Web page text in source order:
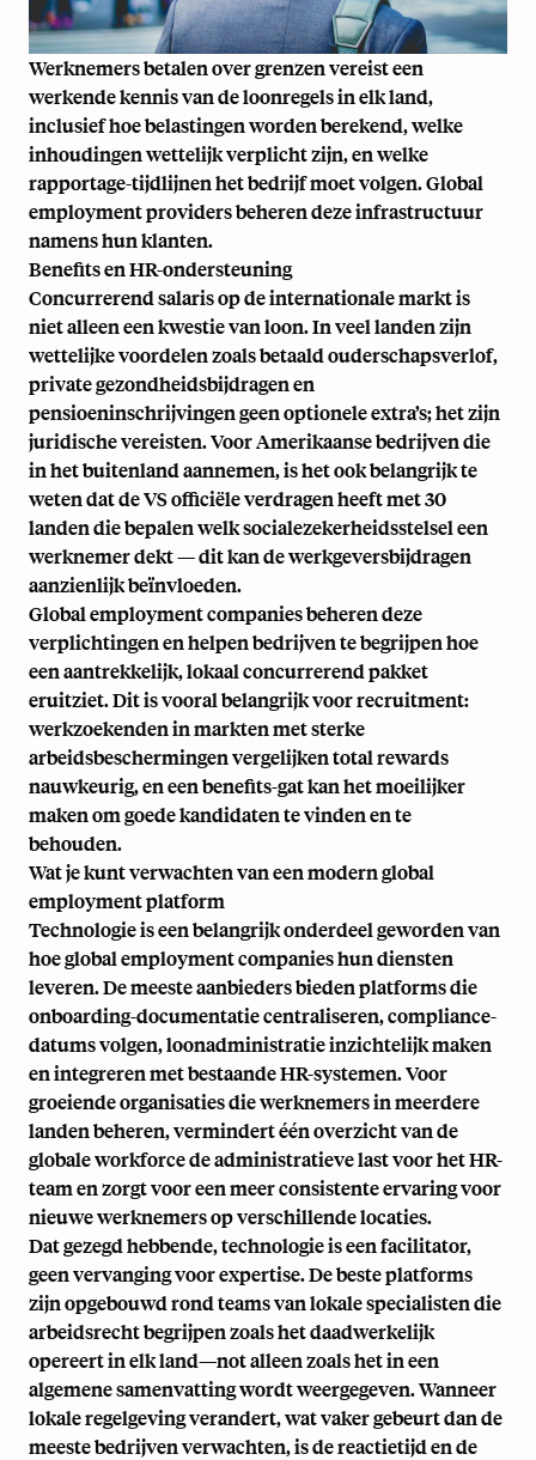
Werknemers betalen over grenzenvereist een
werkende kennis van de loonregels in elk land,
inclusief hoe belastingen worden berekend, welke
inhoudingen wettelijk verplicht zijn, en welke
rapportage-tijdlijnen het bedrijf moet volgen. Global
employment providers beheren deze infrastructuur
namens hun klanten.
Benefits en HR-ondersteuning
Concurrerend salaris op de internationale markt is
niet alleen een kwestie van loon. In veel landen zijn
wettelijke voordelen zoals betaald ouderschapsverlof,
private gezondheidsbijdragen en
pensioeninschrijvingen geen optionele extra’s; het zijn
juridische vereisten. Voor Amerikaanse bedrijven die
in het buitenland aannemen, is het ook belangrijk te
weten dat de VSofficiële verdragenheeft met 30
landen die bepalen welk socialezekerheidsstelsel een
werknemer dekt — dit kan de werkgeversbijdragen
aanzienlijk beïnvloeden.
Global employment companies beheren deze
verplichtingen en helpen bedrijven te begrijpen hoe
een aantrekkelijk, lokaal concurrerend pakket
eruitziet. Dit is vooral belangrijk voor recruitment:
werkzoekenden in markten met sterke
arbeidsbeschermingen vergelijken total rewards
nauwkeurig, en een benefits-gat kan het moeilijker
maken om goede kandidaten te vinden en te
behouden.
Wat je kunt verwachten van een modern global
employment platform
Technologie is een belangrijk onderdeel geworden van
hoe global employment companies hun diensten
leveren. De meeste aanbieders bieden platforms die
onboarding-documentatie centraliseren, compliance-
datums volgen, loonadministratie inzichtelijk maken
en integreren met bestaande HR-systemen. Voor
groeiende organisaties die werknemers in meerdere
landen beheren, vermindert één overzicht van de
globale workforce de administratieve last voor het HR-
team en zorgt voor een meer consistente ervaring voor
nieuwe werknemers op verschillende locaties.
Dat gezegd hebbende, technologie is een facilitator,
geen vervanging voor expertise. De beste platforms
zijn opgebouwd rond teams van lokale specialisten die
arbeidsrecht begrijpen zoals het daadwerkelijk
opereert in elk land—not alleen zoals het in een
algemene samenvatting wordt weergegeven. Wanneer
lokale regelgeving verandert, wat vaker gebeurt dan de
meeste bedrijven verwachten, is de reactietijd en de